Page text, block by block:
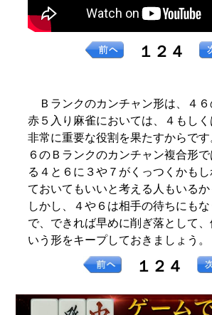
１２４
Ｂランクのカンチャン形は、４６
赤５入り麻雀においては、４もし
非常に重要な役割を果たすからです
６のＢランクのカンチャン複合形
る４と６に３や７がくっつくかも
ておいてもいいと考える人もいるか
しかし、４や６は相手の待ちにも
で、できれば早めに削ぎ落として
いう形をキープしておきましょう。
１２４